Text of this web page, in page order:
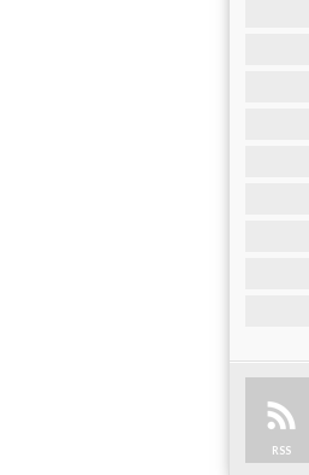
RSS